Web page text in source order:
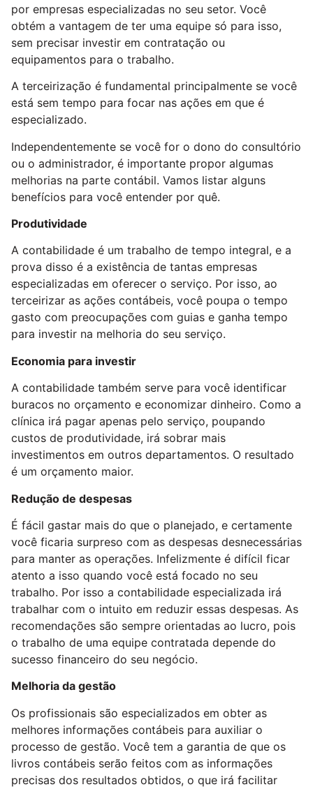
por empresas especializadas no seu setor. Você
obtém a vantagem de ter uma equipe só para isso,
sem precisar investir em contratação ou
equipamentos para o trabalho.
A terceirização é fundamental principalmente se você
está sem tempo para focar nas ações em que é
especializado.
Independentemente se você for o dono do consultório
ou o administrador, é importante propor algumas
melhorias na parte contábil. Vamos listar alguns
benefícios para você entender por quê.
Produtividade
A contabilidade é um trabalho de tempo integral, e a
prova disso é a existência de tantas empresas
especializadas em oferecer o serviço. Por isso, ao
terceirizar as ações contábeis, você poupa o tempo
gasto com preocupações com guias e ganha tempo
para investir na melhoria do seu serviço.
Economia para investir
A contabilidade também serve para você identificar
buracos no orçamento e economizar dinheiro. Como a
clínica irá pagar apenas pelo serviço, poupando
custos de produtividade, irá sobrar mais
investimentos em outros departamentos. O resultado
é um orçamento maior.
Redução de despesas
É fácil gastar mais do que o planejado, e certamente
você ficaria surpreso com as despesas desnecessárias
para manter as operações. Infelizmente é difícil ficar
atento a isso quando você está focado no seu
trabalho. Por isso a contabilidade especializada irá
trabalhar com o intuito em reduzir essas despesas. As
recomendações são sempre orientadas ao lucro, pois
o trabalho de uma equipe contratada depende do
sucesso financeiro do seu negócio.
Melhoria da gestão
Os profissionais são especializados em obter as
melhores informações contábeis para auxiliar o
processo de gestão. Você tem a garantia de que os
livros contábeis serão feitos com as informações
precisas dos resultados obtidos, o que irá facilitar